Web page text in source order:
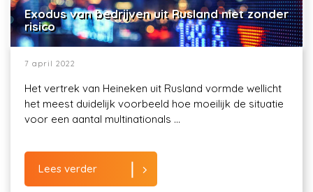
Exodus van bedrijven uit Rusland niet zonder
risico
7 april 2022
Het vertrek van Heineken uit Rusland vormde wellicht
het meest duidelijk voorbeeld hoe moeilijk de situatie
voor een aantal multinationals ...
Lees verder